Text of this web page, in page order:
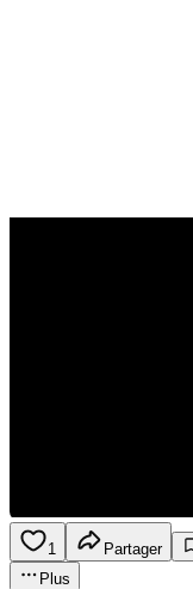
1 Partager
Plus